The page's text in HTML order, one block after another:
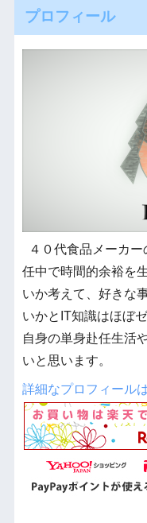
プロフィール
４０代食品メーカ
任中で時間的余裕を
いか考えて、好きな
いかとIT知識はほぼ
自身の単身赴任生活
いと思います。
詳細なプロフィール